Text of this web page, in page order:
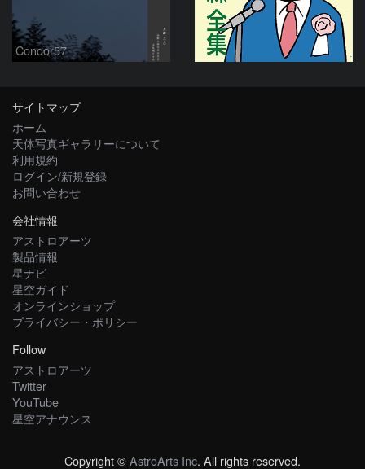
Condor57
サイトマップ
ホーム
天体写真ギャラリーについて
利用規約
ログイン/新規登録
お問い合わせ
会社情報
アストロアーツ
製品情報
星ナビ
星空ガイド
オンラインショップ
プライバシー・ポリシー
Follow
アストロアーツ
Twitter
YouTube
星空アナウンス
Copyright ©AstroArts Inc. All rights reserved.